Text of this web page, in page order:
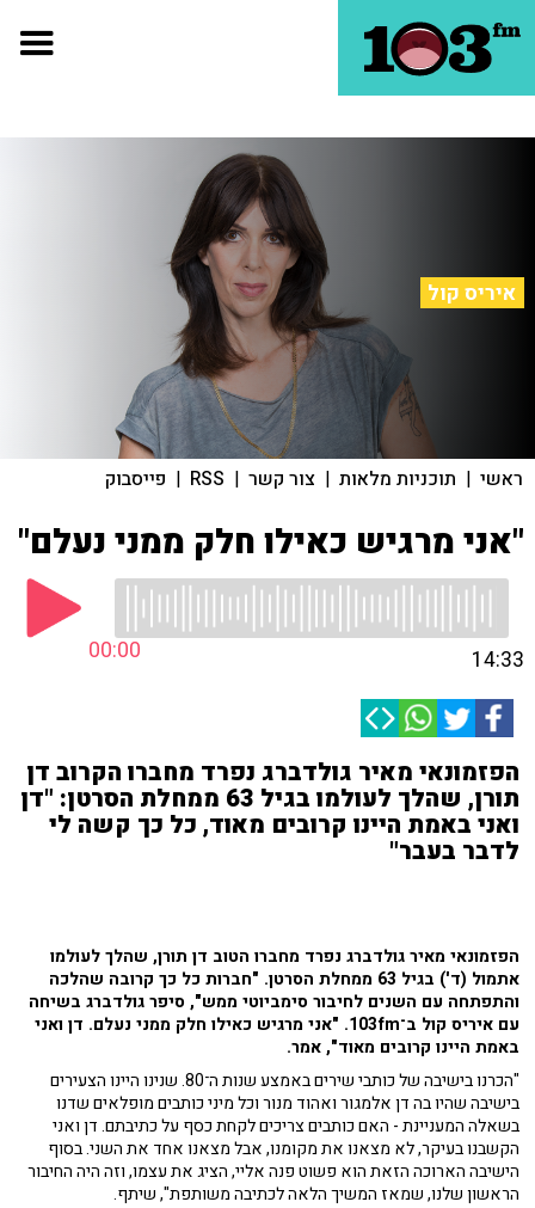
איריס קול
ראשי | תוכניות מלאות | צור קשר |
RSS
| פייסבוק
"אני מרגיש כאילו חלק ממני נעלם"
00:00 14:33
הפזמונאי מאיר גולדברג נפרד מחברו הקרוב דן
תורן, שהלך לעולמו בגיל 63 ממחלת הסרטן: "דן
ואני באמת היינו קרובים מאוד, כל כך קשה לי
לדבר בעבר"
הפזמונאי מאיר גולדברג נפרד מחברו הטוב דן תורן, שהלך לעולמו
אתמול (ד') בגיל 63 ממחלת הסרטן. "חברות כל כך קרובה שהלכה
והתפתחה עם השנים לחיבור סימביוטי ממש", סיפר גולדברג בשיחה
עם איריס קול ב־103fm. "אני מרגיש כאילו חלק ממני נעלם. דן ואני
באמת היינו קרובים מאוד", אמר.
"הכרנו בישיבה של כותבי שירים באמצע שנות ה־80. שנינו היינו הצעירים
בישיבה שהיו בה דן אלמגור ואהוד מנור וכל מיני כותבים מופלאים שדנו
בשאלה המעניינת - האם כותבים צריכים לקחת כסף על כתיבתם. דן ואני
הקשבנו בעיקר, לא מצאנו את מקומנו, אבל מצאנו אחד את השני. בסוף
הישיבה הארוכה הזאת הוא פשוט פנה אליי, הציג את עצמו, וזה היה החיבור
הראשון שלנו, שמאז המשיך הלאה לכתיבה משותפת", שיתף.